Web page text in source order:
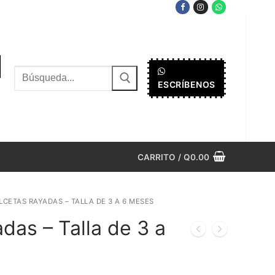
Buscar
por:
ESCRÍBENOS
CARRITO / Q0.00
RAYADAS – TALLA DE 3 A 6 MESES
– Talla de 3 a